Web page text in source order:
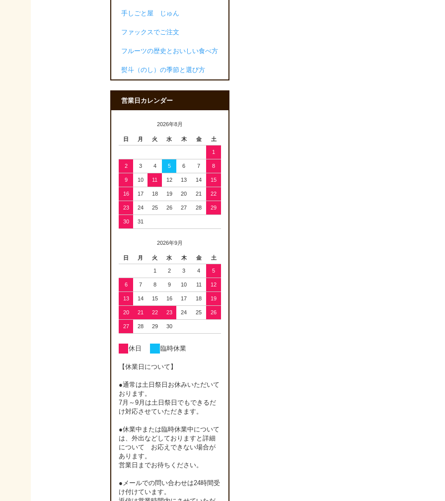
手しごと屋 じゅん
ファックスでご注文
フルーツの歴史とおいしい食べ方
熨斗（のし）の季節と選び方
営業日カレンダー
2026年8月
日 月 火 水 木 金 土
1
2 3 4 5 6 7 8
9 10 11 12 13 14 15
16 17 18 19 20 21 22
23 24 25 26 27 28 29
30 31
2026年9月
日 月 火 水 木 金 土
1 2 3 4 5
6 7 8 9 10 11 12
13 14 15 16 17 18 19
20 21 22 23 24 25 26
27 28 29 30
休日 臨時休業
【休業日について】
●通常は土日祭日お休みいただいて
おります。
7月～9月は土日祭日でもできるだ
け対応させていただきます。
●休業中または臨時休業中について
は、外出などしておりますと詳細
について お応えできない場合が
あります。
営業日までお待ちください。
●メールでの問い合わせは24時間受
け付けています。